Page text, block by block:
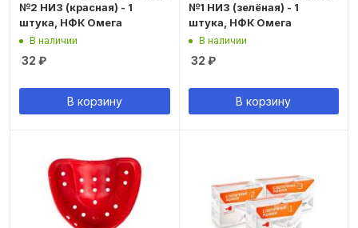
№2 НИЗ (красная) - 1
штука, НФК Омега
В наличии
32 ₽
В корзину
№1 НИЗ (зелёная) - 1
штука, НФК Омега
В наличии
32 ₽
В корзину